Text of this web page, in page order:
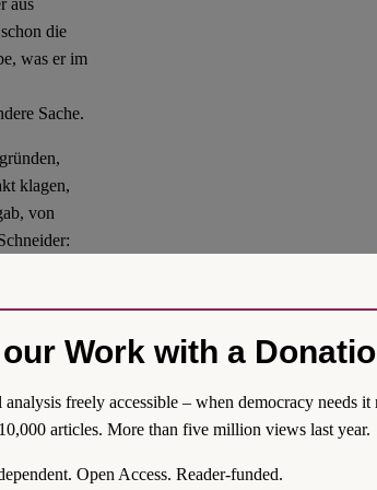
die
was er im
Sache.
klagen,
von
die
der
erst
hoffen
man
Work with a
freely accessible – when democracy needs it
articles. More than five million views last year.
Open Access. Reader-funded.